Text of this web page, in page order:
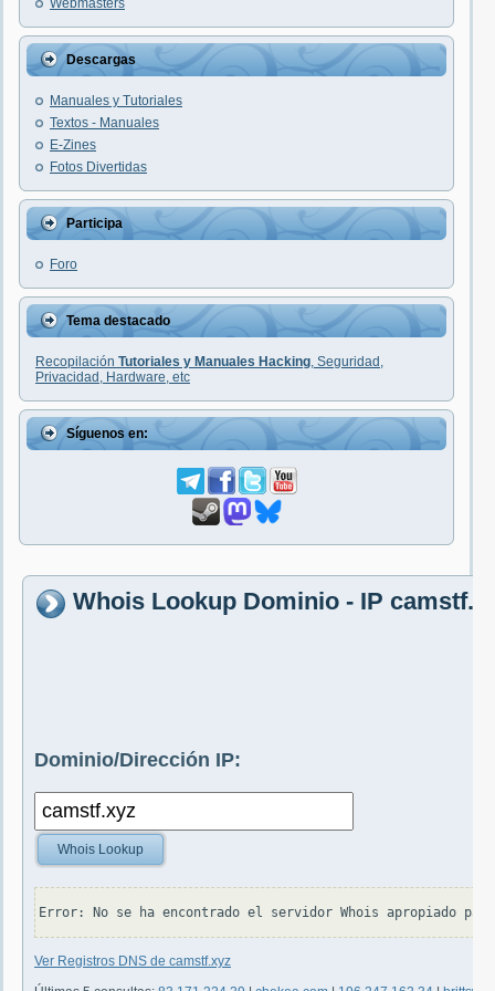
Webmasters
Descargas
Manuales y Tutoriales
Textos - Manuales
E-Zines
Fotos Divertidas
Participa
Foro
Tema destacado
Recopilación Tutoriales y Manuales Hacking, Seguridad,
Privacidad, Hardware, etc
Síguenos en:
Whois Lookup Dominio - IP
Dominio/Dirección IP:
Whois Lookup
Ver Registros DNS de camstf.xyz